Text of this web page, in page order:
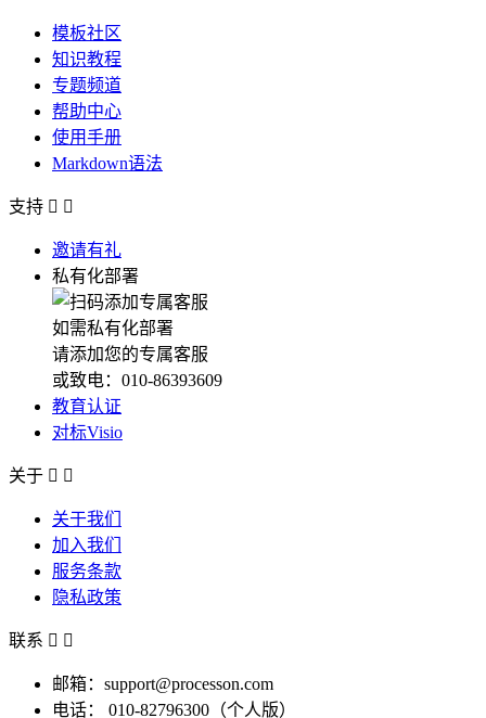
模板社区
知识教程
专题频道
帮助中心
使用手册
Markdown语法
支持  
邀请有礼
私有化部署
如需私有化部署
请添加您的专属客服
或致电：010-86393609
教育认证
对标Visio
关于  
关于我们
加入我们
服务条款
隐私政策
联系  
邮箱：support@processon.com
电话：
010-82796300（个人版）